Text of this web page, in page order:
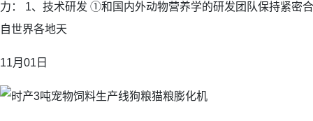
力： 1、技术研发 ①和国内外动物营养学的研发团队保持紧密
自世界各地天
11月01日